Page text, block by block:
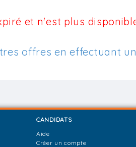
et n'est plus
offres en effectuant
CANDIDATS
Aide
Créer un compte